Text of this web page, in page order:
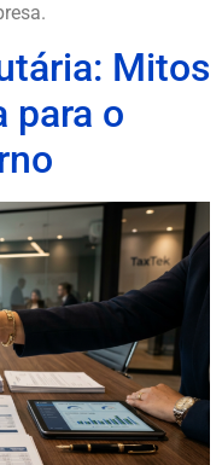
Mitos
para o